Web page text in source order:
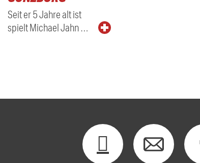
Seit er 5 Jahre alt ist
spielt Michael Jahn …